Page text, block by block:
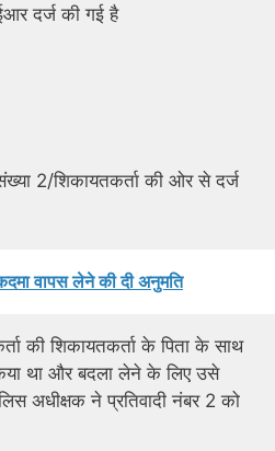
दर्ज की गई है
2/शिकायतकर्ता की ओर से दर्ज
वापस लेने की दी अनुमति
की शिकायतकर्ता के पिता के साथ
था और बदला लेने के लिए उसे
ने प्रतिवादी नंबर 2 को